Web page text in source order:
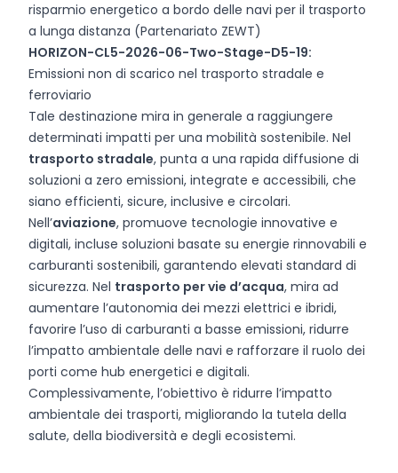
risparmio energetico a bordo delle navi per il trasporto
a lunga distanza (Partenariato ZEWT)
HORIZON-CL5-2026-06-Two-Stage-D5-19:
Emissioni non di scarico nel trasporto stradale e
ferroviario
Tale destinazione mira in generale a raggiungere
determinati impatti per una mobilità sostenibile. Nel
trasporto stradale, punta a una rapida diffusione di
soluzioni a zero emissioni, integrate e accessibili, che
siano efficienti, sicure, inclusive e circolari.
Nell’aviazione, promuove tecnologie innovative e
digitali, incluse soluzioni basate su energie rinnovabili e
carburanti sostenibili, garantendo elevati standard di
sicurezza. Nel trasporto per vie d’acqua, mira ad
aumentare l’autonomia dei mezzi elettrici e ibridi,
favorire l’uso di carburanti a basse emissioni, ridurre
l’impatto ambientale delle navi e rafforzare il ruolo dei
porti come hub energetici e digitali.
Complessivamente, l’obiettivo è ridurre l’impatto
ambientale dei trasporti, migliorando la tutela della
salute, della biodiversità e degli ecosistemi.